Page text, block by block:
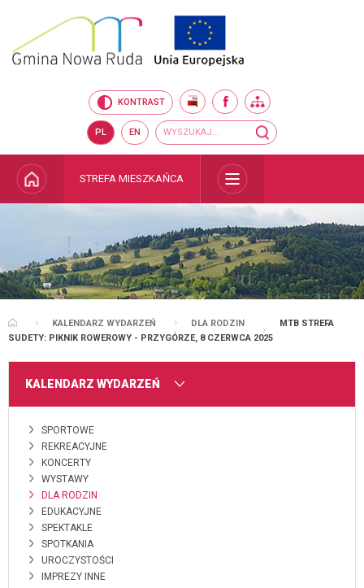
Przejdź do głównego
menu
Przejdź do treści
Przejdź do wyszukiwarki
Przejdź do mapy serwisu
KONTRAST BIP FACEBOOK
PL EN Wyszukiwarka
wyszukaj...
STRONA GŁÓWNA
STREFA MIESZKAŃCA
STRONA GŁÓWNA
KALENDARZ WYDARZEŃ DLA RODZIN
MTB STREFA
SUDETY: PIKNIK ROWEROWY - PRZYGÓRZE, 8 CZERWCA 2025
MENU
KALENDARZ WYDARZEŃ
SPORTOWE
REKREACYJNE
KONCERTY
WYSTAWY
DLA RODZIN
EDUKACYJNE
SPEKTAKLE
SPOTKANIA
UROCZYSTOŚCI
IMPREZY INNE